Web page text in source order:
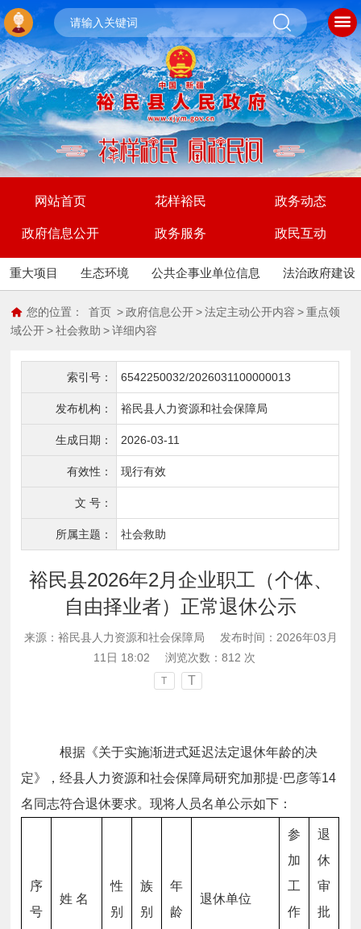
网站首页 花样裕民 政务动态
政府信息公开 政务服务 政民互动
重大项目 生态环境 公共企事业单位信息 法治政府建设
您的位置： 首页 > 政府信息公开 > 法定主动公开内容 > 重点领
域公开 > 社会救助 > 详细内容
索引号： 6542250032/2026031100000013
发布机构： 裕民县人力资源和社会保障局
生成日期： 2026-03-11
有效性： 现行有效
文 号：
所属主题： 社会救助
裕民县2026年2月企业职工（个体、
自由择业者）正常退休公示
来源：裕民县人力资源和社会保障局
发布时间：2026年03月
11日 18:02
浏览次数： 812 次
T T
根据 《关于实施渐进式延迟法定退休年龄的决
定》
，经县人力资源和社会保障局研究加那提·巴彦等14
名同志符合退休要求。现将人员名单公示如下：
序
号
姓 名
性
别
族
别
年
龄
退休单位
参
加
工
作
退
休
审
批